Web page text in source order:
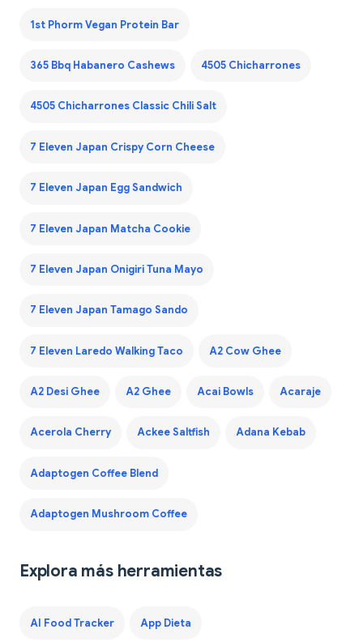
1st Phorm Vegan Protein Bar
365 Bbq Habanero Cashews 4505 Chicharrones
4505 Chicharrones Classic Chili Salt
7 Eleven Japan Crispy Corn Cheese
7 Eleven Japan Egg Sandwich
7 Eleven Japan Matcha Cookie
7 Eleven Japan Onigiri Tuna Mayo
7 Eleven Japan Tamago Sando
7 Eleven Laredo Walking Taco A2 Cow Ghee
A2 Desi Ghee A2 Ghee Acai Bowls Acaraje
Acerola Cherry Ackee Saltfish Adana Kebab
Adaptogen Coffee Blend
Adaptogen Mushroom Coffee
Explora más herramientas
AI Food Tracker App Dieta